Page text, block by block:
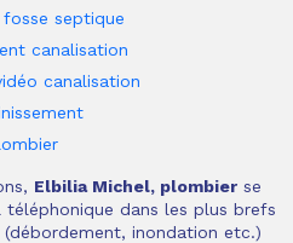
fosse septique
canalisation
canalisation
Elbilia Michel, plombier se
dans les plus brefs
inondation etc.)